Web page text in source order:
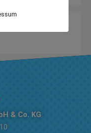
& Co. KG